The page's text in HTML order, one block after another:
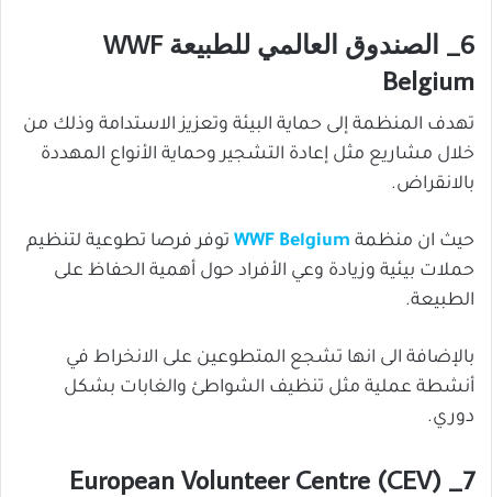
6_ الصندوق العالمي للطبيعة WWF
Belgium
تهدف المنظمة إلى حماية البيئة وتعزيز الاستدامة وذلك من
خلال مشاريع مثل إعادة التشجير وحماية الأنواع المهددة
بالانقراض.
حيث ان منظمة WWF Belgium توفر فرصا تطوعية لتنظيم
حملات بيئية وزيادة وعي الأفراد حول أهمية الحفاظ على
الطبيعة.
بالإضافة الى انها تشجع المتطوعين على الانخراط في
أنشطة عملية مثل تنظيف الشواطئ والغابات بشكل
دوري.
7_ European Volunteer Centre (CEV)